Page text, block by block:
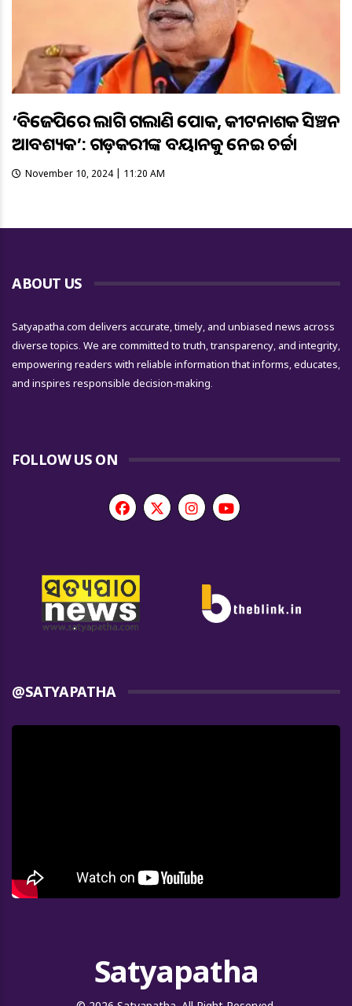
‘ବିଜେପିରେ ଲାଗି ଗଲାଣି ପୋକ, କୀଟନାଶକ ସିଞ୍ଚନ
ଆବଶ୍ୟକ’: ଗଡ଼କରୀଙ୍କ ବୟାନକୁ ନେଇ ଚର୍ଚ୍ଚା
November 10, 2024 | 11:20 AM
ABOUT US
Satyapatha.com delivers accurate, timely, and unbiased news across
diverse topics. We are committed to truth, transparency, and integrity,
empowering readers with reliable information that informs, educates,
and inspires responsible decision-making.
FOLLOW US ON
@SATYAPATHA
Satyapatha